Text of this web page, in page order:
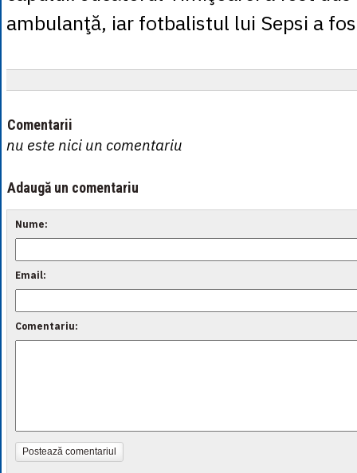
ambulanţă, iar fotbalistul lui Sepsi a
Comentarii
nu este nici un comentariu
Adaugă un comentariu
Nume:
Email:
Comentariu:
Postează comentariul